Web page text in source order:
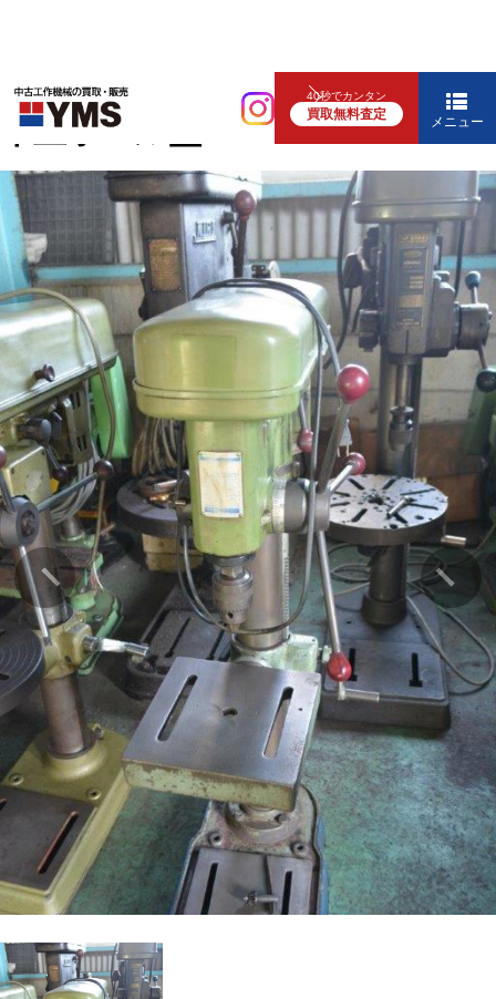
40秒でカンタン
買取無料査定 メニュー
中ぐり・ボール盤
卓上ボール盤